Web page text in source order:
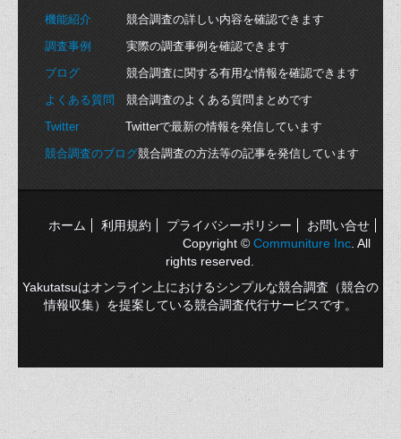
機能紹介 競合調査の詳しい内容を確認できます
調査事例 実際の調査事例を確認できます
ブログ 競合調査に関する有用な情報を確認できます
よくある質問 競合調査のよくある質問まとめです
TwitterTwitterで最新の情報を発信しています
競合調査のブログ競合調査の方法等の記事を発信しています
ホーム 利用規約 プライバシーポリシー
お問い合せ
Copyright © Communiture Inc . All
rights reserved.
Yakutatsuはオンライン上におけるシンプルな競合調査（競合の
情報収集）を提案している競合調査代行サービスです。